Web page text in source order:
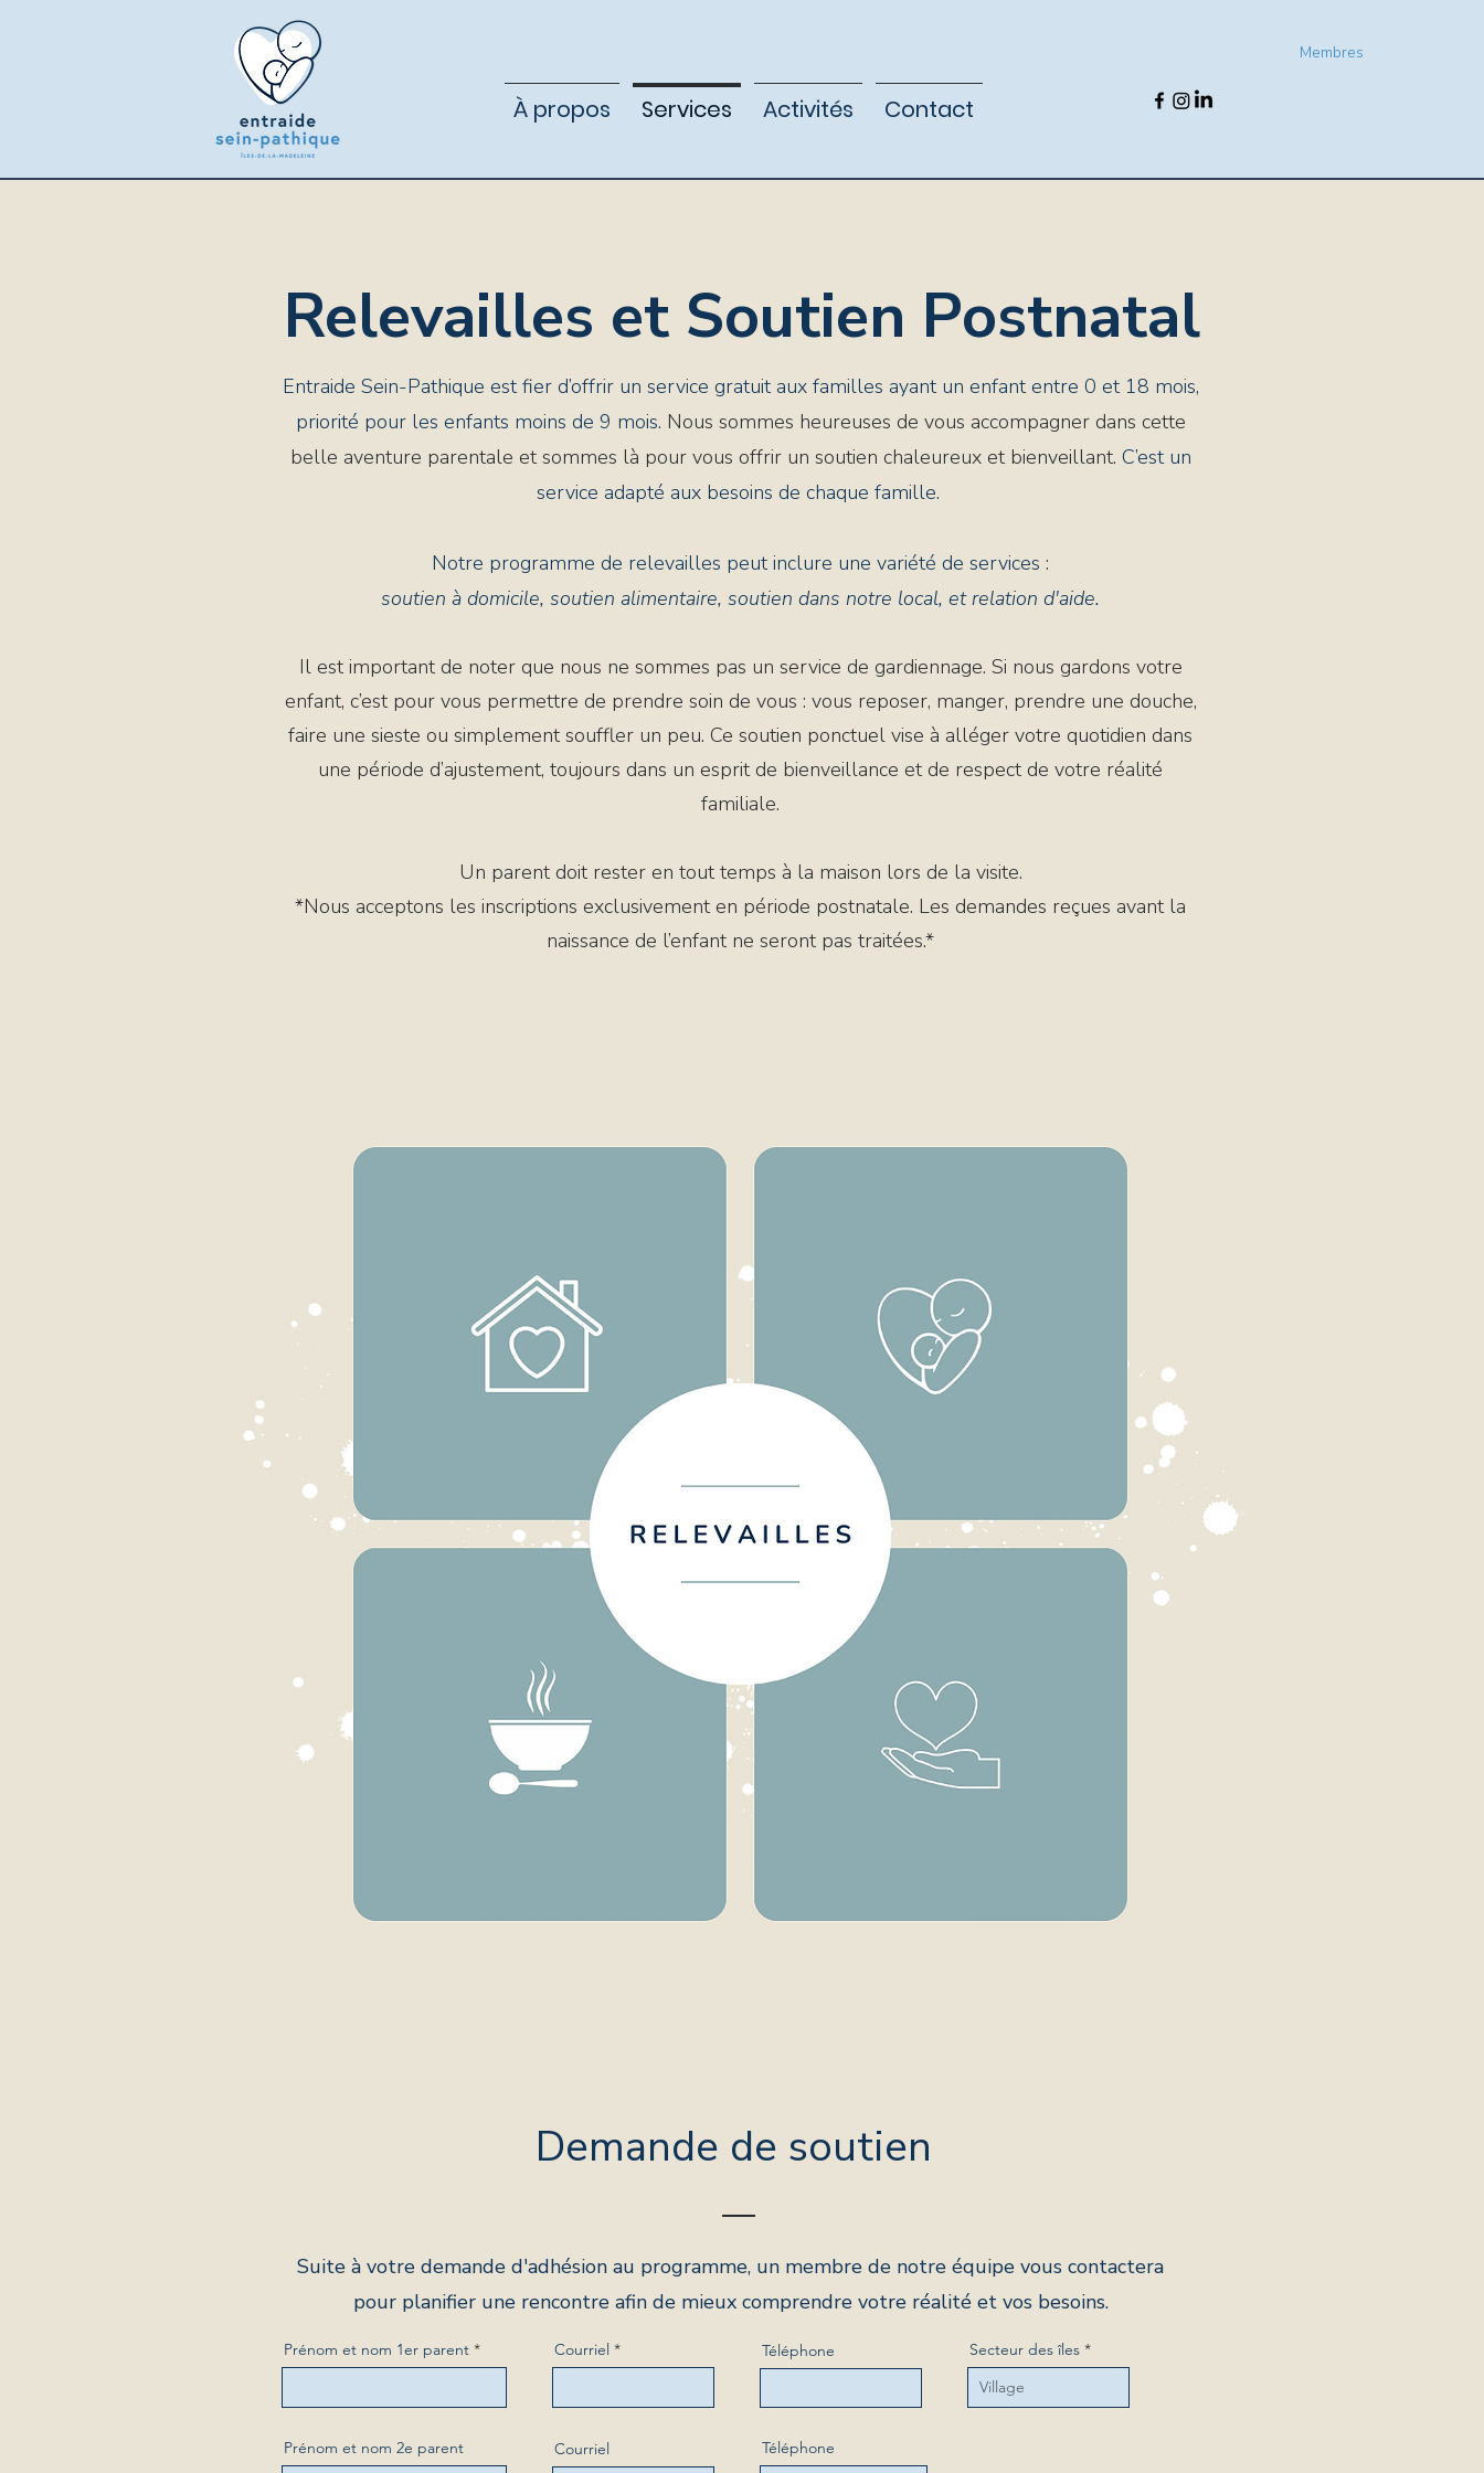
À propos Services Activités Contact
Membres
Relevailles et Soutien Postnatal
Entraide Sein-Pathique est fier d’offrir un service gratuit aux familles ayant un enfant entre 0 et 18 mois,
priorité pour les enfants moins de 9 mois. Nous sommes heureuses de vous accompagner dans cette
belle aventure parentale et sommes là pour vous offrir un soutien chaleureux et bienveillant. C’est un
service adapté aux besoins de chaque famille.
Notre programme de relevailles peut inclure une variété de services :
soutien à domicile, soutien alimentaire, soutien dans notre local, et relation d'aide.
Il est important de noter que nous ne sommes pas un service de gardiennage. Si nous gardons votre
enfant, c’est pour vous permettre de prendre soin de vous : vous reposer, manger, prendre une douche,
faire une sieste ou simplement souffler un peu. Ce soutien ponctuel vise à alléger votre quotidien dans
une période d’ajustement, toujours dans un esprit de bienveillance et de respect de votre réalité
familiale.
Un parent doit rester en tout temps à la maison lors de la visite.
*Nous acceptons les inscriptions exclusivement en période postnatale. Les demandes reçues avant la
naissance de l’enfant ne seront pas traitées.*
Demande de soutien
Suite à votre demande d'adhésion au programme, un membre de notre équipe vous contactera
pour planifier une rencontre afin de mieux comprendre votre réalité et vos besoins.
Prénom et nom 1er parent
Prénom et nom 2e parent
Courriel
Courriel
Téléphone Secteur des îles
Téléphone